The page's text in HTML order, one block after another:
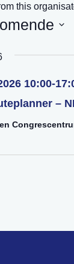
this
–
10:00-